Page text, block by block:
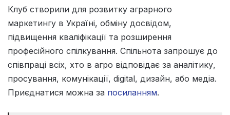
Клуб створили для розвитку аграрного
маркетингу в Україні, обміну досвідом,
підвищення кваліфікації та розширення
професійного спілкування. Спільнота запрошує до
співпраці всіх, хто в агро відповідає за аналітику,
просування, комунікації, digital, дизайн, або медіа.
Приєднатися можна за посиланням.